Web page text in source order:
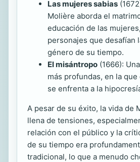
Las mujeres sabias
Molière aborda el
educación de las
personajes que desafían
género de su tiempo.
El misántropo (1666):
más profundas, en la
se enfrenta a la
A pesar de su éxito, la vida de
llena de tensiones,
relación con el público y la
de su tiempo era
tradicional, lo que a menudo